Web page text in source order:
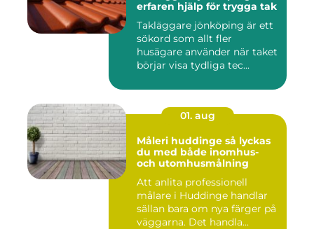
erfaren hjälp för trygga tak
Takläggare jönköping är ett
sökord som allt fler
husägare använder när taket
börjar visa tydliga tec...
01. aug
Måleri huddinge så lyckas
du med både inomhus-
och utomhusmålning
Att anlita professionell
målare i Huddinge handlar
sällan bara om nya färger på
väggarna. Det handla...